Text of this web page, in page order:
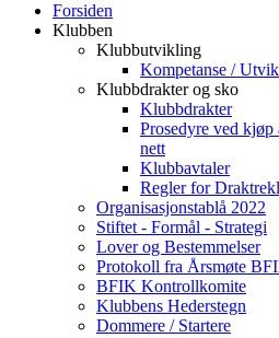
Forsiden
Klubben
Klubbutvikling
Kompetanse /
Klubbdrakter og sko
Klubbdrakter
Prosedyre ved
nett
Klubbavtaler
Regler for
Organisasjonstablå 2022
Stiftet - Formål - Strategi
Lover og Bestemmelser
Protokoll fra Årsmøte
BFIK Kontrollkomite
Klubbens Hederstegn
Dommere / Startere